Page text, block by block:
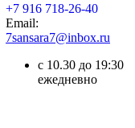
+7 916 718-26-40
Email:
7sansara7@inbox.ru
с 10.30 до 19:30
ежедневно